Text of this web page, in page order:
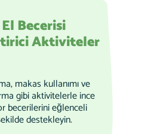
El Becerisi
Aktiviteler
makas kullanımı ve
gibi aktivitelerle ince
becerilerini eğlenceli
destekleyin.